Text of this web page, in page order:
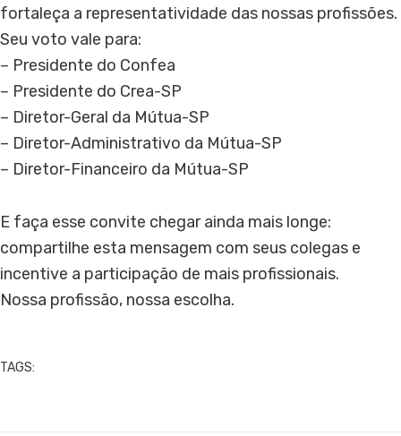
fortaleça a representatividade das nossas profissões.
Seu voto vale para:
– Presidente do Confea
– Presidente do Crea-SP
– Diretor-Geral da Mútua-SP
– Diretor-Administrativo da Mútua-SP
– Diretor-Financeiro da Mútua-SP
E faça esse convite chegar ainda mais longe:
compartilhe esta mensagem com seus colegas e
incentive a participação de mais profissionais.
Nossa profissão, nossa escolha.
TAGS: